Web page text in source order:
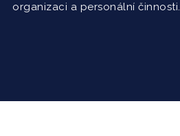
organizaci a personální činnosti.